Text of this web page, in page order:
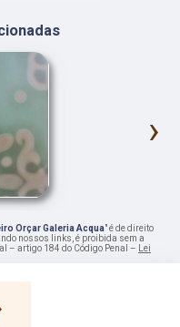
›
Orçar Galeria Acqua" é de direito
nossos links, é proibida sem a
– artigo 184 do Código Penal –
Lei